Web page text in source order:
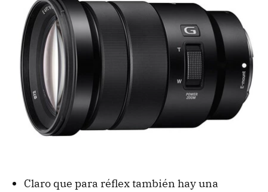
Claro que para réflex también hay una